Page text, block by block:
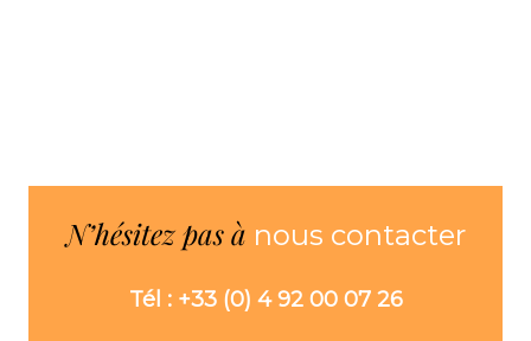
N’hésitez pas à nous contacter
Tél : +33 (0) 4 92 00 07 26